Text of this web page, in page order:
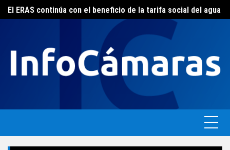
Skip
to
El ERAS continúa con el beneficio de la tarifa social del agua